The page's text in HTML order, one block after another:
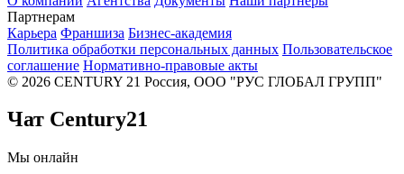
Партнерам
Карьера Франшиза Бизнес-академия
Политика обработки персональных данных Пользовательское
соглашение Нормативно-правовые акты
© 2026 CENTURY 21 Россия, ООО "РУС ГЛОБАЛ ГРУПП"
Чат Century21
Мы онлайн